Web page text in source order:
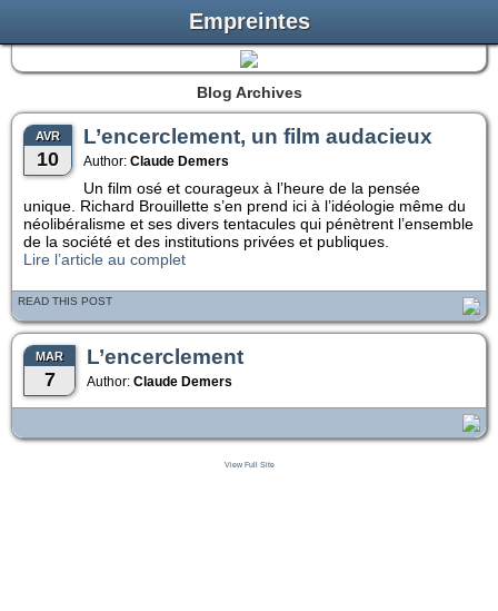
Empreintes
Blog Archives
AVR
10
L’encerclement, un film audacieux
Author: Claude Demers
Un film osé et courageux à l’heure de la pensée
unique. Richard Brouillette s’en prend ici à l’idéologie même du
néolibéralisme et ses divers tentacules qui pénètrent l’ensemble
de la société et des institutions privées et publiques.
Lire l’article au complet
READ THIS POST
MAR
7
L’encerclement
Author: Claude Demers
View Full Site